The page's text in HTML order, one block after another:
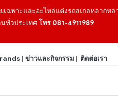
เฉพาะและอะไหล่แต่งรถสเกลหลากหล
ทั่วประเทศโทร 081-4911989
| ข่าวและกิจกรรม| ติดต่อเรา